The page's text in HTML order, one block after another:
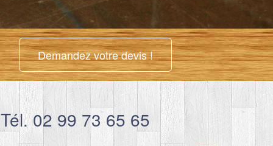
Demandez votre devis !
Tél. 02 99 73 65 65